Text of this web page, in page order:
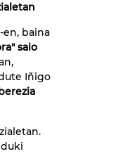
en, baina
saio
Iñigo